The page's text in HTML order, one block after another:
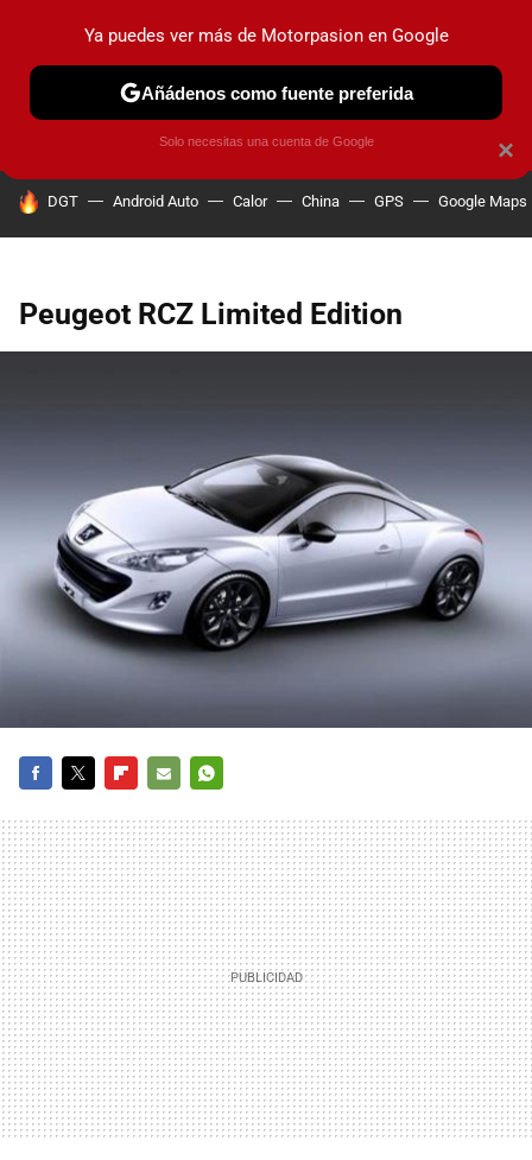
PRUEBAS COCHES ELÉCTRICOS OBSERVATORIO
HOY SE HABLA DE
DGT Android Auto Calor China GPS Google Maps
Peugeot RCZ Limited Edition
MAIL
×
Ya puedes ver más de Motorpasion en Google
Añádenos como fuente preferida
Solo necesitas una cuenta de Google